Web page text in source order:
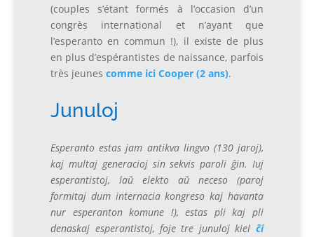
(couples s’étant formés à l’occasion d’un
congrès international et n’ayant que
l’esperanto en commun !), il existe de plus
en plus d’espérantistes de naissance, parfois
très jeunescomme ici Cooper (2 ans).
Junuloj
Esperanto estas jam antikva lingvo (130 jaroj),
kaj multaj generacioj sin sekvis paroli ĝin. Iuj
esperantistoj, laŭ elekto aŭ neceso (paroj
formitaj dum internacia kongreso kaj havanta
nur esperanton komune !), estas pli kaj pli
denaskaj esperantistoj, foje tre junuloj kiel ĉi